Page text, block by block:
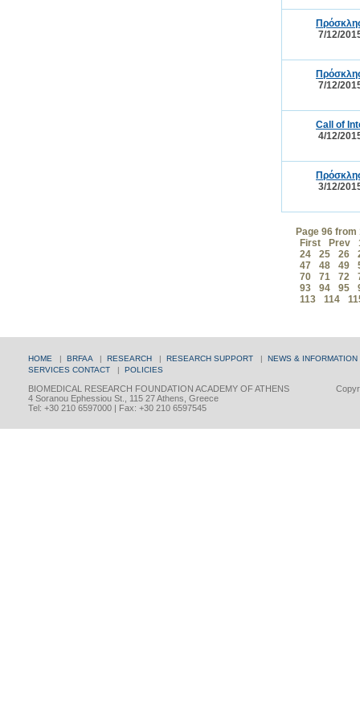
7/12/
7/12/
Call of
4/12/
3/12/
Page 96 from
First
Prev
24
25 26
47
48 49
70
71 72
93
94 95
113
114
HOME | BRFAA | RESEARCH | RESEARCH SUPPORT | NEWS & INFORMATION
SERVICES CONTACT | POLICIES
BIOMEDICAL RESEARCH FOUNDATION ACADEMY OF ATHENS
4 Soranou Ephessiou St., 115 27 Athens, Greece
Tel: +30 210 6597000 | Fax: +30 210 6597545